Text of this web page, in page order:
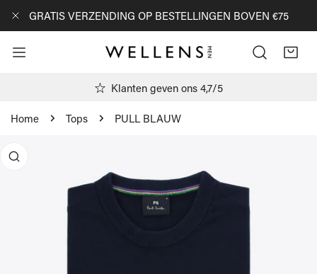
NAAR ARTIKEL
GRATIS VERZENDING OP BESTELLINGEN BOVEN €75
Klanten geven ons 4,7/5
Home Tops PULL BLAUW